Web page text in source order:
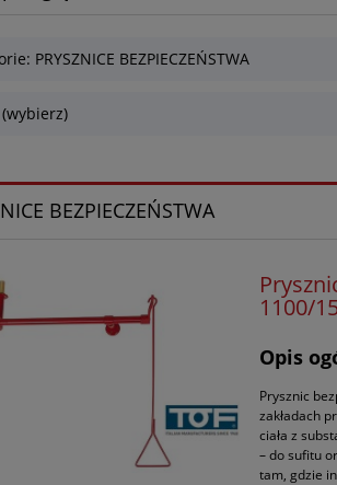
PRYSZNICE BEZPIECZEŃSTWA
BEZPIECZEŃSTWA
1100/
Opis
Prysznic
zakładach
ciała z
– do sufitu
tam, gdzie